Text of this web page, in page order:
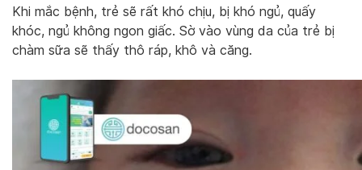
Khi mắc bệnh, trẻ sẽ rất khó chịu, bị khó ngủ, quấy
khóc, ngủ không ngon giấc. Sờ vào vùng da của trẻ bị
chàm sữa sẽ thấy thô ráp, khô và căng.